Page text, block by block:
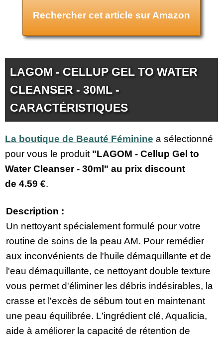
Rechercher cet article sur Amazon
LAGOM - CELLUP GEL TO WATER
CLEANSER - 30ML -
CARACTÉRISTIQUES
La boutique de Beauté Féminine a sélectionné
pour vous le produit "LAGOM - Cellup Gel to
Water Cleanser - 30ml" au prix discount
de 4.59 €.
Description :
Un nettoyant spécialement formulé pour votre
routine de soins de la peau AM. Pour remédier
aux inconvénients de l'huile démaquillante et de
l'eau démaquillante, ce nettoyant double texture
vous permet d'éliminer les débris indésirables, la
crasse et l'excès de sébum tout en maintenant
une peau équilibrée. L'ingrédient clé, Aqualicia,
aide à améliorer la capacité de rétention de